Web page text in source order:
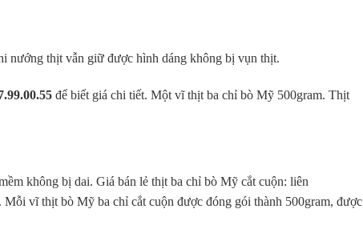
nướng thịt vẫn giữ được hình dáng không bị vụn thịt.
để biết giá chi tiết. Một vĩ thịt ba chỉ bò Mỹ 500gram. Thịt
không bị dai. Giá bán lẻ thịt ba chỉ bò Mỹ cắt cuộn: liên
vĩ thịt bò Mỹ ba chỉ cắt cuộn được đóng gói thành 500gram, được